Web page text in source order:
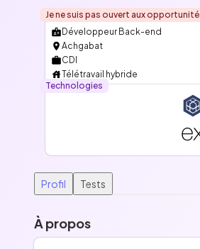
Je ne suis pas ouvert aux
Développeur Back-end
Achgabat
CDI
Télétravail hybride
Technologies
Profil Tests
À propos